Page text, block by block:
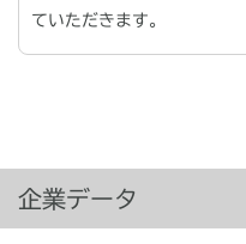
企業データ
ていただきます。